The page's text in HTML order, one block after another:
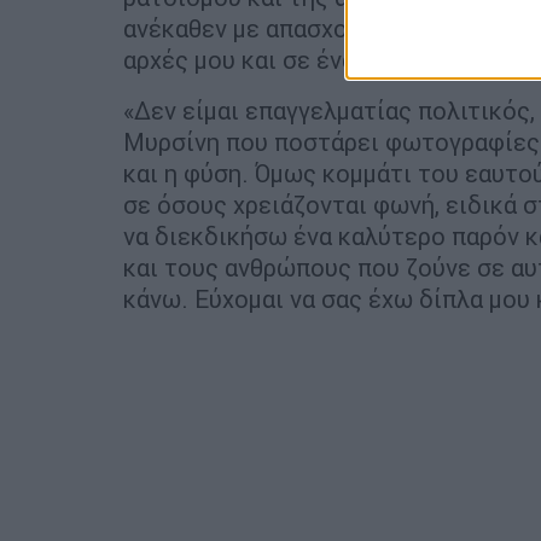
ανέκαθεν με απασχολούσαν και τώρα
αρχές μου και σε ένα άλλο πεδίο»,
«Δεν είμαι επαγγελματίας
Μυρσίνη που ποστάρει
και η φύση. Όμως κομμάτι του
σε όσους χρειάζονται φωνή, ειδικά
να διεκδικήσω ένα καλύτερο παρόν
και τους ανθρώπους που ζούνε σε
κάνω. Εύχομαι να σας έχω δίπλα μου